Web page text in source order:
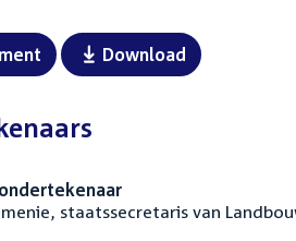
Download
staatssecretaris van